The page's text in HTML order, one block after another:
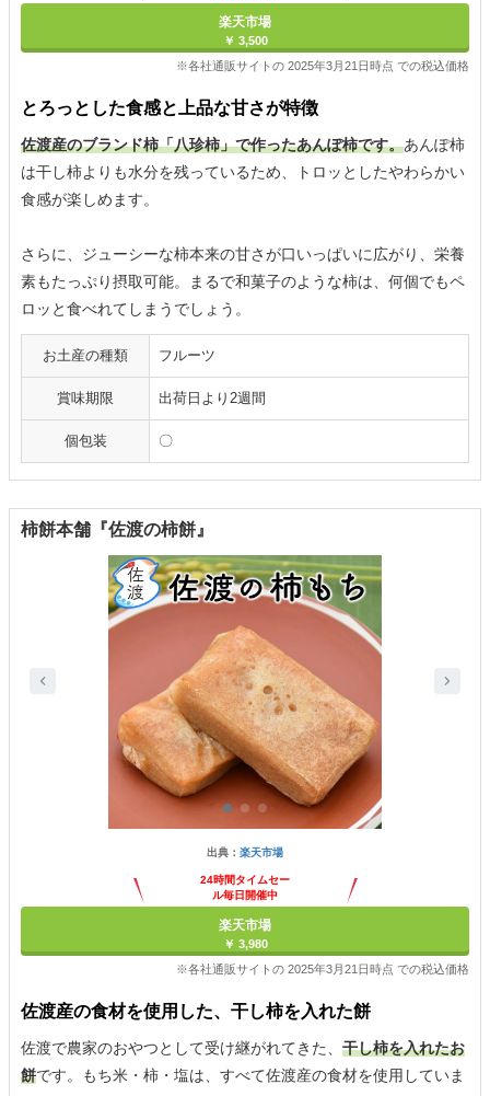
楽天市場
￥ 3,500
※各社通販サイトの 2025年3月21日時点 での税込価格
とろっとした食感と上品な甘さが特徴
佐渡産のブランド柿「八珍柿」で作ったあんぽ柿です。あんぽ柿
は干し柿よりも水分を残っているため、トロッとしたやわらかい
食感が楽しめます。
さらに、ジューシーな柿本来の甘さが口いっぱいに広がり、栄養
素もたっぷり摂取可能。まるで和菓子のような柿は、何個でもペ
ロッと食べれてしまうでしょう。
お土産の種類 フルーツ
賞味期限 出荷日より2週間
個包装 〇
柿餅本舗『佐渡の柿餅』
出典： 楽天市場
24時間タイムセー
ル毎日開催中
楽天市場
￥ 3,980
※各社通販サイトの 2025年3月21日時点 での税込価格
佐渡産の食材を使用した、干し柿を入れた餅
佐渡で農家のおやつとして受け継がれてきた、 干し柿を入れたお
餅です。もち米・柿・塩は、すべて佐渡産の食材を使用していま